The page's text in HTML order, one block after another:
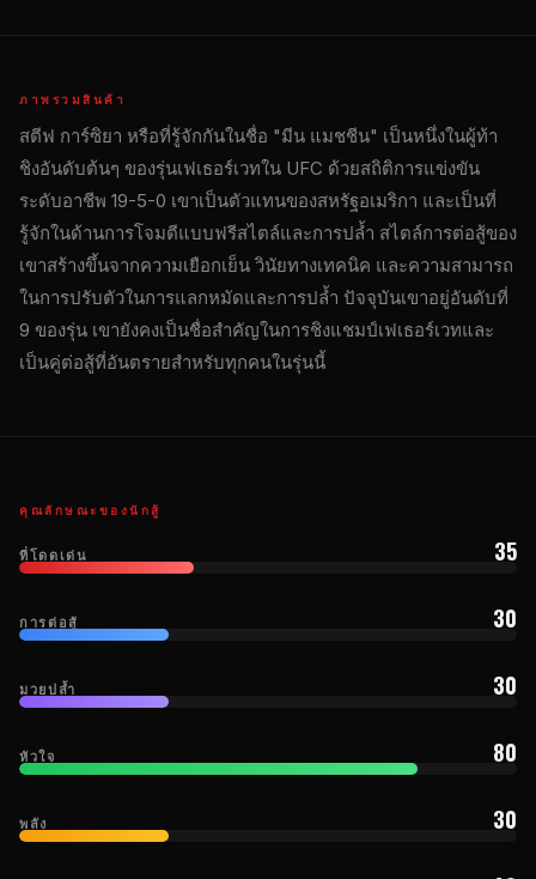
ภาพรวมสินค้า
สตีฟ การ์ซิยา หรือที่รู้จักกันในชื่อ "มีน แมชชีน" เป็นหนึ่งในผู้ท้า
ชิงอันดับต้นๆ ของรุ่นเฟเธอร์เวทใน UFC ด้วยสถิติการแข่งขัน
ระดับอาชีพ 19-5-0 เขาเป็นตัวแทนของสหรัฐอเมริกา และเป็นที่
รู้จักในด้านการโจมตีแบบฟรีสไตล์และการปล้ำ สไตล์การต่อสู้ของ
เขาสร้างขึ้นจากความเยือกเย็น วินัยทางเทคนิค และความสามารถ
ในการปรับตัวในการแลกหมัดและการปล้ำ ปัจจุบันเขาอยู่อันดับที่
9 ของรุ่น เขายังคงเป็นชื่อสำคัญในการชิงแชมป์เฟเธอร์เวทและ
เป็นคู่ต่อสู้ที่อันตรายสำหรับทุกคนในรุ่นนี้
คุณลักษณะของนักสู้
ที่โดดเด่น 35
การต่อสู้ 30
มวยปล้ำ 30
หัวใจ 80
พลัง 30